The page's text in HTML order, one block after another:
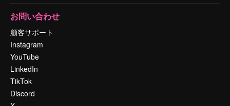
お問い合わせ
顧客サポート
Instagram
YouTube
LinkedIn
TikTok
Discord